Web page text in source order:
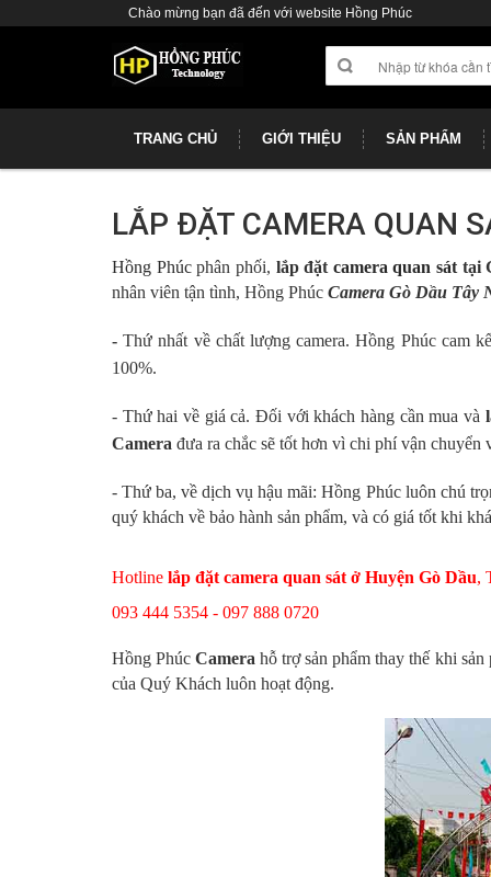
Chào mừng bạn đã đến với website Hồng Phúc
TRANG CHỦ GIỚI THIỆU SẢN PHẨM
LẮP ĐẶT CAMERA QUAN
Hồng Phúcphân phối, lắp đặt camera quan sát tại
nhân viên tận tình, Hồng Phúc Camera Gò Dầu Tây
-Thứ nhất về chất lượng camera. Hồng Phúc cam
100%.
- Thứ hai về giá cả. Đối với khách hàng cần mua và
Camera đưa ra chắc sẽ tốt hơn vì chi phí vận chuyển
- Thứ ba, về dịch vụ hậu mãi: Hồng Phúc luôn chú
quý khách về bảo hành sản phẩm, và có giá tốt khi
Hotline lắp đặt camera quan sát ở Huyện Gò Dầu,
093 444 5354 - 097 888 0720
Hồng PhúcCamera hỗ trợ sản phẩm thay thế khi
của Quý Khách luôn hoạt động.